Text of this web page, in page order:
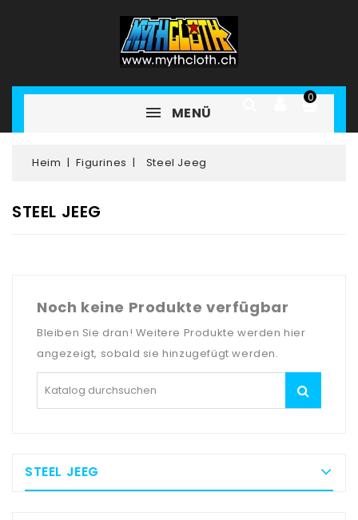
0
MENÜ
Heim Figurines Steel Jeeg
STEEL JEEG
Noch keine Produkte verfügbar
Bleiben Sie dran! Weitere Produkte werden hier
angezeigt, sobald sie hinzugefügt werden.
STEEL JEEG